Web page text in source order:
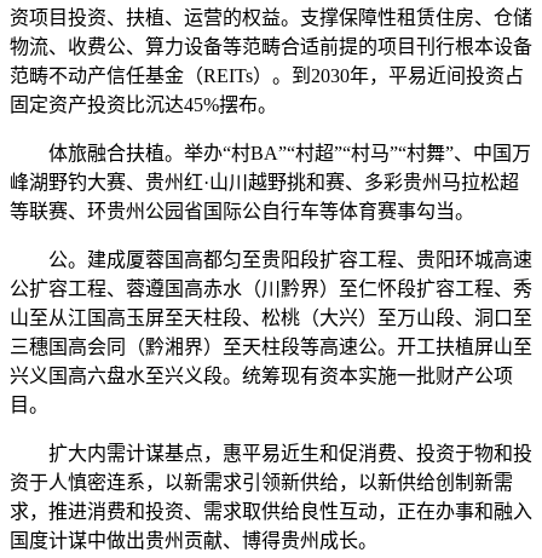
资项目投资、扶植、运营的权益。支撑保障性租赁住房、仓储
物流、收费公、算力设备等范畴合适前提的项目刊行根本设备
范畴不动产信任基金（REITs）。到2030年，平易近间投资占
固定资产投资比沉达45%摆布。
体旅融合扶植。举办“村BA”“村超”“村马”“村舞”、中国万
峰湖野钓大赛、贵州红·山川越野挑和赛、多彩贵州马拉松超
等联赛、环贵州公园省国际公自行车等体育赛事勾当。
公。建成厦蓉国高都匀至贵阳段扩容工程、贵阳环城高速
公扩容工程、蓉遵国高赤水（川黔界）至仁怀段扩容工程、秀
山至从江国高玉屏至天柱段、松桃（大兴）至万山段、洞口至
三穗国高会同（黔湘界）至天柱段等高速公。开工扶植屏山至
兴义国高六盘水至兴义段。统筹现有资本实施一批财产公项
目。
扩大内需计谋基点，惠平易近生和促消费、投资于物和投
资于人慎密连系，以新需求引领新供给，以新供给创制新需
求，推进消费和投资、需求取供给良性互动，正在办事和融入
国度计谋中做出贵州贡献、博得贵州成长。